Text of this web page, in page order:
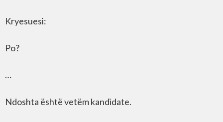
Kryesuesi:
Po?
…
Ndoshta është vetëm kandidate.